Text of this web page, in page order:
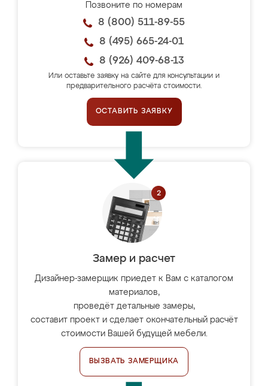
Позвоните по номерам
8 (800) 511-89-55
8 (495) 665-24-01
8 (926) 409-68-13
Или оставьте заявку на сайте для консультации и
предварительного расчёта стоимости.
ОСТАВИТЬ ЗАЯВКУ
Замер и расчет
Дизайнер-замерщик приедет к Вам с каталогом
материалов,
проведёт детальные замеры,
составит проект и сделает окончательный расчёт
стоимости Вашей будущей мебели.
ВЫЗВАТЬ ЗАМЕРЩИКА